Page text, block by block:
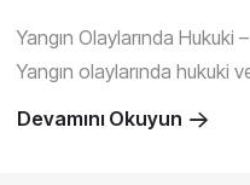
Yangın Olaylarında
Yangın olaylarında hukuki
Devamını Okuyun